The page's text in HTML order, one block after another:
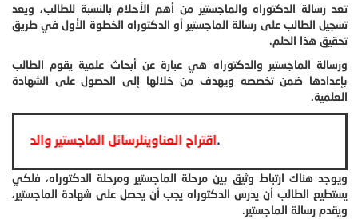
تعد رسالة الدكتوراه والماجستير من أهم الأحلام بالنسبة للطالب، ويعد
تسجيل الطالب على رسالة الماجستير أو الدكتوراه الخطوة الأول في طريق
تحقيق هذا الحلم.
ورسالة الماجستير والدكتوراه هي عبارة عن أبحاث علمية يقوم الطالب
بإعدادها ضمن تخصصه ويهدف من خلالها إلى الحصول على الشهادة
العلمية.
.اقتراح العناوينلرسائل الماجستير
ويوجد هناك ارتباط وثيق بين مرحلة الماجستير ومرحلة الدكتوراه، فلكي
يستطيع الطالب أن يدرس الدكتوراه يجب أن يحصل على شهادة الماجستير،
ويقدم رسالة الماجستير.